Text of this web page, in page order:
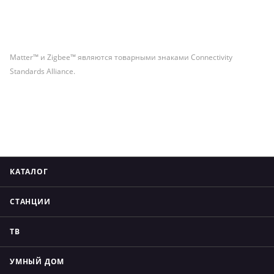
Matter™ и Zigbee™ являются товарными знаками Connectivity
Standards Alliance.
КАТАЛОГ
СТАНЦИИ
ТВ
УМНЫЙ ДОМ